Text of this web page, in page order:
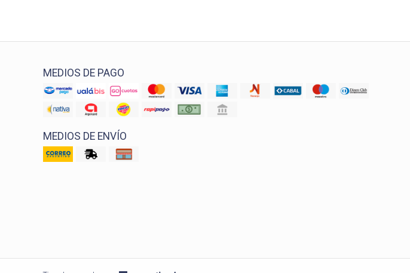
MEDIOS DE PAGO
MEDIOS DE ENVÍO